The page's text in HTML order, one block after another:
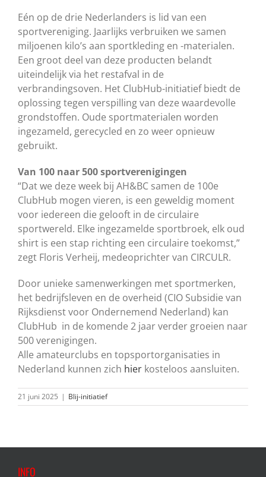
Eén op de drie Nederlanders is lid van een
sportvereniging. Jaarlijks verbruiken we samen
miljoenen kilo’s aan sportkleding en -materialen.
Een groot deel van deze producten belandt
uiteindelijk via het restafval in de
verbrandingsoven. Het ClubHub-initiatief biedt de
oplossing tegen verspilling van deze waardevolle
grondstoffen. Oude sportmaterialen worden
ingezameld, gerecycled en zo weer opnieuw
gebruikt.
Van 100 naar 500 sportverenigingen
“Dat we deze week bij AH&BC samen de 100e
ClubHub mogen vieren, is een geweldig moment
voor iedereen die gelooft in de circulaire
sportwereld. Elke ingezamelde sportbroek, elk oud
shirt is een stap richting een circulaire toekomst,”
zegt Floris Verheij, medeoprichter van CIRCULR.
Door unieke samenwerkingen met sportmerken,
het bedrijfsleven en de overheid (CIO Subsidie van
Rijksdienst voor Ondernemend Nederland) kan
ClubHub in de komende 2 jaar verder groeien naar
500 verenigingen.
Alle amateurclubs en topsportorganisaties in
Nederland kunnen zich hier kosteloos aansluiten.
21 juni 2025 | Blij-initiatief
INFO